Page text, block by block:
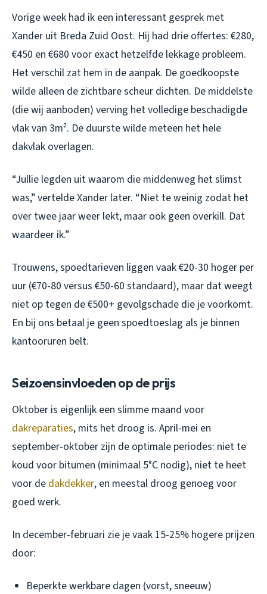
Vorige week had ik een interessant gesprek met
Xander uit Breda Zuid Oost. Hij had drie offertes: €280,
€450 en €680 voor exact hetzelfde lekkage probleem.
Het verschil zat hem in de aanpak. De goedkoopste
wilde alleen de zichtbare scheur dichten. De middelste
(die wij aanboden) verving het volledige beschadigde
vlak van 3m². De duurste wilde meteen het hele
dakvlak overlagen.
“Jullie legden uit waarom die middenweg het slimst
was,” vertelde Xander later. “Niet te weinig zodat het
over twee jaar weer lekt, maar ook geen overkill. Dat
waardeer ik.”
Trouwens, spoedtarieven liggen vaak €20-30 hoger per
uur (€70-80 versus €50-60 standaard), maar dat weegt
niet op tegen de €500+ gevolgschade die je voorkomt.
En bij ons betaal je geen spoedtoeslag als je binnen
kantooruren belt.
Seizoensinvloeden op de prijs
Oktober is eigenlijk een slimme maand voor
dakreparaties, mits het droog is. April-mei en
september-oktober zijn de optimale periodes: niet te
koud voor bitumen (minimaal 5°C nodig), niet te heet
voor de dakdekker, en meestal droog genoeg voor
goed werk.
In december-februari zie je vaak 15-25% hogere prijzen
door:
Beperkte werkbare dagen (vorst, sneeuw)